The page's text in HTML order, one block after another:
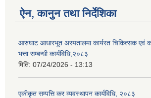
ऐन, कानुन तथा निर्देशिका
आरुघाट आधारभूत अस्पतालमा कार्यरत चिकित्सक एवं
भत्ता सम्बन्धी कार्यविधि,२०८३
मिति: 07/24/2026 - 13:13
एकीकृत सम्पत्ति कर व्यवस्थापन कार्यविधि, २०८३